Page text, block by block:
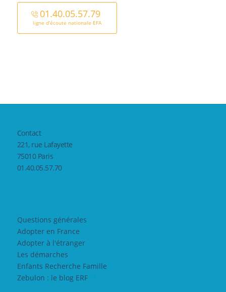
01.40.05.57.79
ligne d’écoute nationale EFA
Contact
221, rue Lafayette
75010 Paris
01.40.05.57.70
Questions générales
Adopter en France
Adopter à l'étranger
Les démarches
Enfants Recherche Famille
Zebulon : le blog ERF